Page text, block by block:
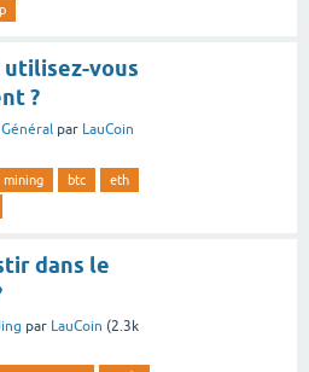
vous
?
Général par LauCoin
mining btc
eth
dans le
par LauCoin (2.3k